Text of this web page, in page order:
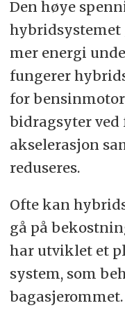
Den høye
hybridsystemet
mer energi
fungerer
for
bidragsyter ved
akselerasjon
reduseres.
Ofte kan
gå på
har utviklet et
system, som
bagasjerommet.